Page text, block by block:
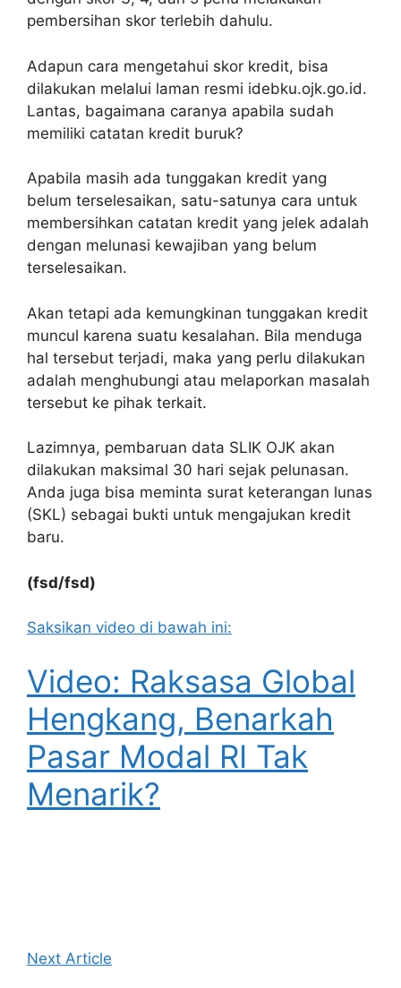
pembersihan skor terlebih dahulu.
Adapun cara mengetahui skor kredit, bisa
dilakukan melalui laman resmi idebku.ojk.go.id.
Lantas, bagaimana caranya apabila sudah
memiliki catatan kredit buruk?
Apabila masih ada tunggakan kredit yang
belum terselesaikan, satu-satunya cara untuk
membersihkan catatan kredit yang jelek adalah
dengan melunasi kewajiban yang belum
terselesaikan.
Akan tetapi ada kemungkinan tunggakan kredit
muncul karena suatu kesalahan. Bila menduga
hal tersebut terjadi, maka yang perlu dilakukan
adalah menghubungi atau melaporkan masalah
tersebut ke pihak terkait.
Lazimnya, pembaruan data SLIK OJK akan
dilakukan maksimal 30 hari sejak pelunasan.
Anda juga bisa meminta surat keterangan lunas
(SKL) sebagai bukti untuk mengajukan kredit
baru.
(fsd/fsd)
Saksikan video di bawah ini:
Video: Raksasa Global
Hengkang, Benarkah
Pasar Modal RI Tak
Menarik?
Next Article